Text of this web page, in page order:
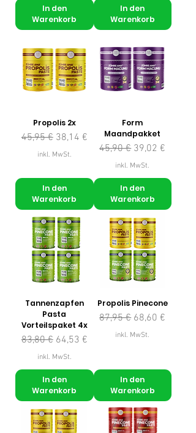
In den
Warenkorb
In den
Warenkorb
Propolis 2x
Standardpreis
45,95 € Sale-Preis
38,14 €
inkl. MwSt.
In den
Warenkorb
Form
Maandpakket
Standardpreis
45,90 € Sale-Preis
39,02 €
inkl. MwSt.
In den
Warenkorb
Tannenzapfen
Pasta
Vorteilspaket 4x
Standardpreis
83,80 € Sale-Preis
64,53 €
inkl. MwSt.
In den
Warenkorb
Propolis Pinecone
Standardpreis
87,95 € Sale-Preis
68,60 €
inkl. MwSt.
In den
Warenkorb